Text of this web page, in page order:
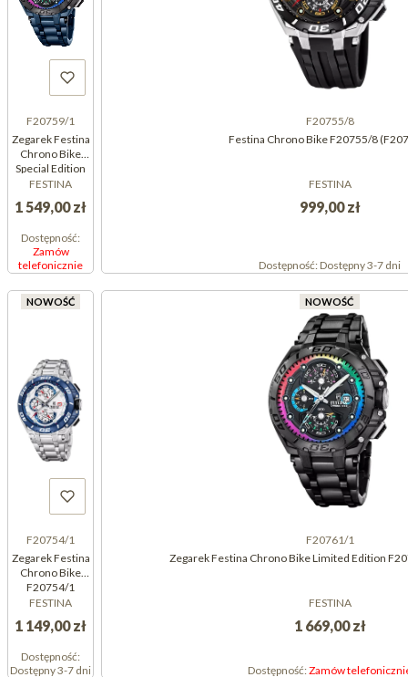
F20759/1
Zegarek Festina
Chrono Bike
Special Edition
F20759/1
FESTINA
1 549,00 zł
Dostępność:
Zamów
telefonicznie
F20755/8
Festina Chrono Bike F20755/8
FESTINA
999,00 zł
Dostępność:Dostępny 3-7 dni
NOWOŚĆ
F20754/1
Zegarek Festina
Chrono Bike
F20754/1
(F207541)
FESTINA
1 149,00 zł
Dostępność:
Dostępny 3-7 dni
NOWOŚĆ
F20761/1
Zegarek Festina Chrono Bike Limited Edition
FESTINA
1 669,00 zł
Dostępność:Zamów